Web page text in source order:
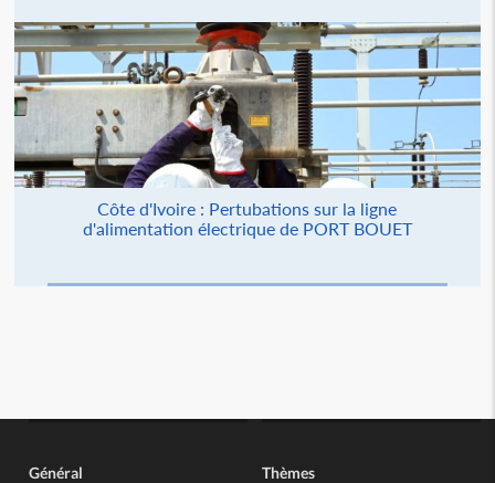
Côte d'Ivoire : Pertubations sur la ligne
d'alimentation électrique de PORT BOUET
Général Thèmes